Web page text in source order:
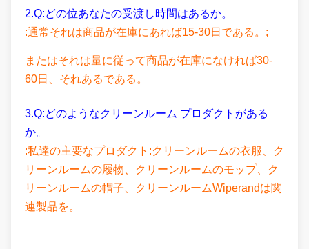
2.Q:どの位あなたの受渡し時間はあるか。
:通常それは商品が在庫にあれば15-30日である。;
またはそれは量に従って商品が在庫になければ30-
60日、それあるである。
3.Q:どのようなクリーンルーム プロダクトがある
か。
:私達の主要なプロダクト:クリーンルームの衣服、ク
リーンルームの履物、クリーンルームのモップ、ク
リーンルームの帽子、クリーンルームWiperandは関
連製品を。